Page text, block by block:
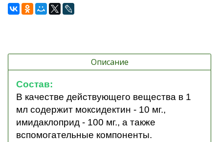
Описание
Состав:
В качестве действующего вещества в 1
мл содержит моксидектин - 10 мг.,
имидаклоприд - 100 мг., а также
вспомогательные компоненты.